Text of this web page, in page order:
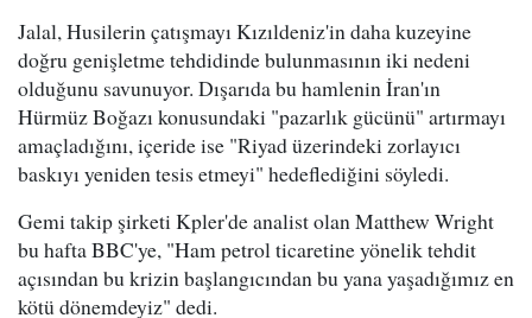
Jalal, Husilerin çatışmayı Kızıldeniz'in daha kuzeyine
doğru genişletme tehdidinde bulunmasının iki nedeni
olduğunu savunuyor. Dışarıda bu hamlenin İran'ın
Hürmüz Boğazı konusundaki "pazarlık gücünü" artırmayı
amaçladığını, içeride ise "Riyad üzerindeki zorlayıcı
baskıyı yeniden tesis etmeyi" hedeflediğini söyledi.
Gemi takip şirketi Kpler'de analist olan Matthew Wright
bu hafta BBC'ye, "Ham petrol ticaretine yönelik tehdit
açısından bu krizin başlangıcından bu yana yaşadığımız en
kötü dönemdeyiz" dedi.